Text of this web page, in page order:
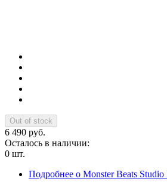
6 490 руб.
Осталось в наличии:
0 шт.
Подробнее о Monster Beats